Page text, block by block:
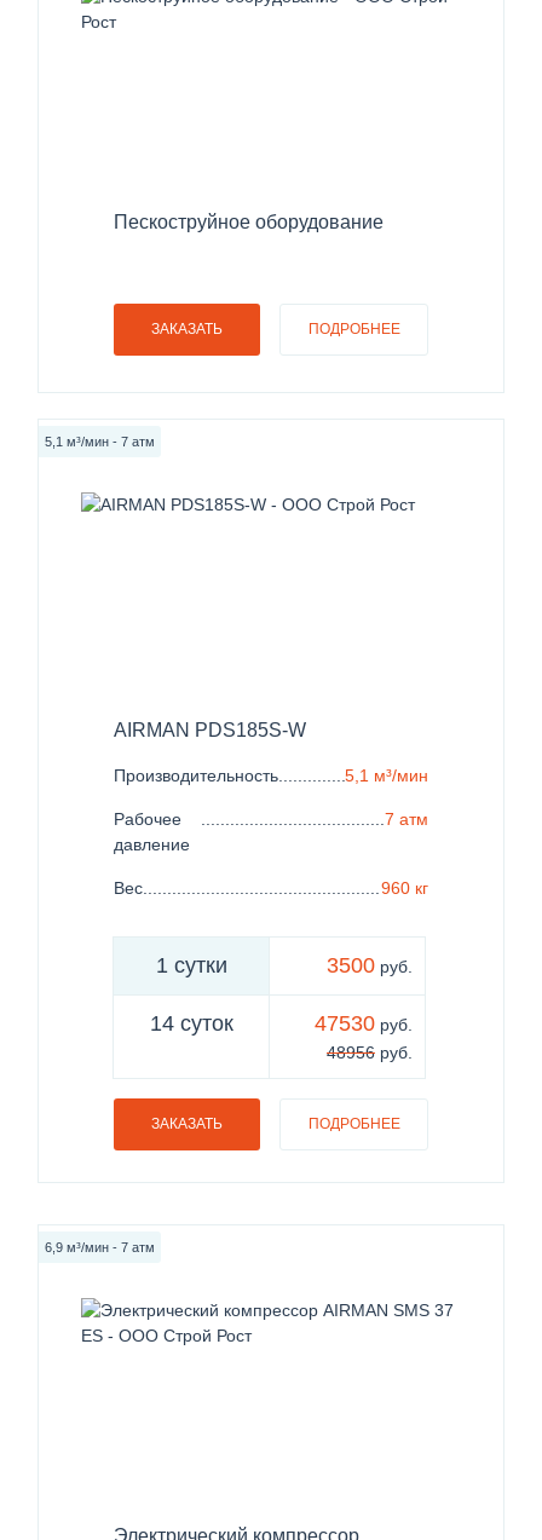
Пескоструйное оборудование
ЗАКАЗАТЬ ПОДРОБНЕЕ
5,1 м³/мин - 7 атм
AIRMAN PDS185S-W
Производительность 5,1 м³/мин
Рабочее
давление
7 атм
Вес 960 кг
1 сутки 3500 руб.
14 суток 47530 руб.
48956 руб.
ЗАКАЗАТЬ ПОДРОБНЕЕ
6,9 м³/мин - 7 атм
Электрический компрессор